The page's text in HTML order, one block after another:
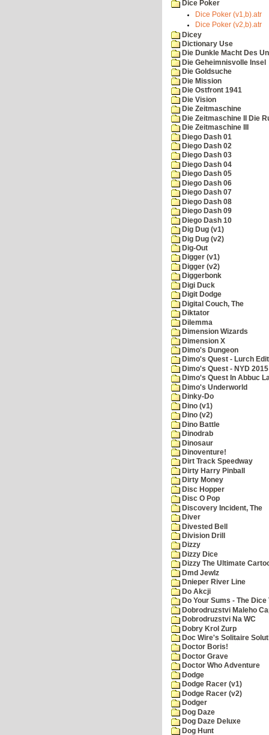
Dice Poker
Dice Poker (v1,b).atr
Dice Poker (v2,b).atr
Dicey
Dictionary Use
Die Dunkle Macht Des
Die Geheimnisvolle Insel
Die Goldsuche
Die Mission
Die Ostfront 1941
Die Vision
Die Zeitmaschine
Die Zeitmaschine II Die
Die Zeitmaschine III
Diego Dash 01
Diego Dash 02
Diego Dash 03
Diego Dash 04
Diego Dash 05
Diego Dash 06
Diego Dash 07
Diego Dash 08
Diego Dash 09
Diego Dash 10
Dig Dug (v1)
Dig Dug (v2)
Dig-Out
Digger (v1)
Digger (v2)
Diggerbonk
Digi Duck
Digit Dodge
Digital Couch, The
Diktator
Dilemma
Dimension Wizards
Dimension X
Dimo's Dungeon
Dimo's Quest - Lurch
Dimo's Quest - NYD
Dimo's Quest In Abbuc
Dimo's Underworld
Dinky-Do
Dino (v1)
Dino (v2)
Dino Battle
Dinodrab
Dinosaur
Dinoventure!
Dirt Track Speedway
Dirty Harry Pinball
Dirty Money
Disc Hopper
Disc O Pop
Discovery Incident, The
Diver
Divested Bell
Division Drill
Dizzy
Dizzy Dice
Dizzy The Ultimate
Dmd Jewlz
Dnieper River Line
Do Akcji
Do Your Sums - The
Dobrodruzstvi Maleho
Dobrodruzstvi Na WC
Dobry Krol Zurp
Doc Wire's Solitaire
Doctor Boris!
Doctor Grave
Doctor Who Adventure
Dodge
Dodge Racer (v1)
Dodge Racer (v2)
Dodger
Dog Daze
Dog Daze Deluxe
Dog Hunt